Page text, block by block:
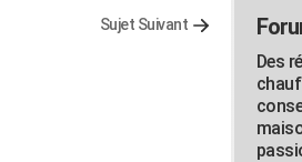
Sujet Suivant
Des